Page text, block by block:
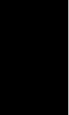
sin lograr